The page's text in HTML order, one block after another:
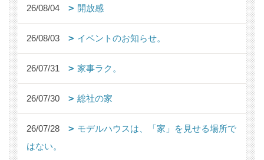
26/08/04 開放感
26/08/03 イベントのお知らせ。
26/07/31 家事ラク。
26/07/30 総社の家
26/07/28
モデルハウスは、「家」を見せる場所で
はない。